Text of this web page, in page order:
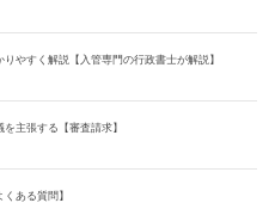
やすく解説【入管専門の行政書士が解説】
主張する【審査請求】
ある質問】